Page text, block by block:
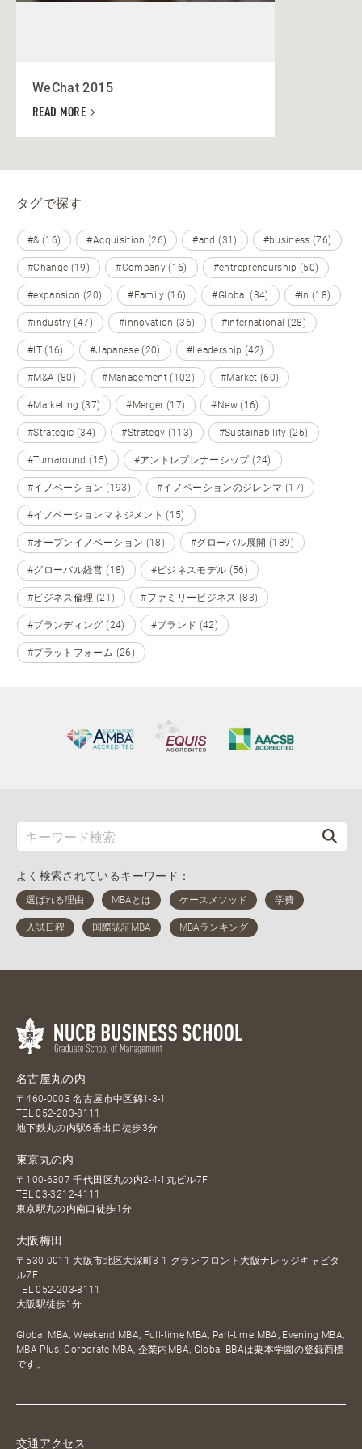
WeChat 2015
READ MORE
タグで探す
#& (16) #Acquisition (26) #and (31) #business (76)
#Change (19) #Company (16) #entrepreneurship (50)
#expansion (20) #Family (16) #Global (34) #in (18)
#industry (47) #innovation (36) #international (28)
#IT (16) #Japanese (20) #Leadership (42)
#M&A (80) #Management (102) #Market (60)
#Marketing (37) #Merger (17) #New (16)
#Strategic (34) #Strategy (113) #Sustainability (26)
#Turnaround (15) #アントレプレナーシップ (24)
#イノベーション (193) #イノベーションのジレンマ (17)
#イノベーションマネジメント (15)
#オープンイノベーション (18) #グローバル展開 (189)
#グローバル経営 (18) #ビジネスモデル (56)
#ビジネス倫理 (21) #ファミリービジネス (83)
#ブランディング (24) #ブランド (42)
#プラットフォーム (26)
よく検索されているキーワード：
名古屋丸の内
〒460-0003 名古屋市中区錦1-3-1
TEL052-203-8111
地下鉄丸の内駅6番出口徒歩3分
東京丸の内
〒100-6307 千代田区丸の内2-4-1丸ビル7F
TEL03-3212-4111
東京駅丸の内南口徒歩1分
大阪梅田
〒530-0011 大阪市北区大深町3-1 グランフロント大阪ナレッジキャピタ
ル7F
TEL052-203-8111
大阪駅徒歩1分
Global MBA, Weekend MBA, Full-time MBA, Part-time MBA, Evening MBA,
MBA Plus, Corporate MBA, 企業内MBA, Global BBAは栗本学園の登録商標
です。
交通アクセス